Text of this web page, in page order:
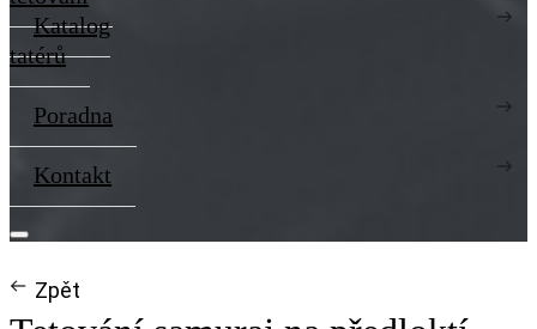
Katalog
tatérů
Poradna
Kontakt
Zpět